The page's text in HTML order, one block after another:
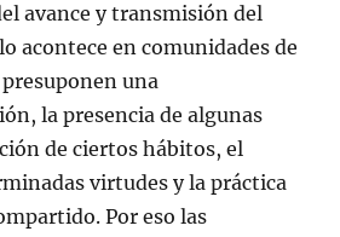
avance y transmisión del
acontece en comunidades de
una
la presencia de algunas
de ciertos hábitos, el
virtudes y la práctica
Por eso las